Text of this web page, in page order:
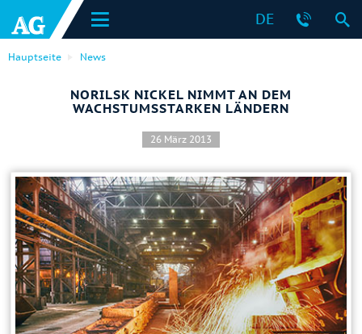
DE
Hauptseite News
NORILSK NICKEL NIMMT AN DEM
WACHSTUMSSTARKEN LÄNDERN
26 März 2013